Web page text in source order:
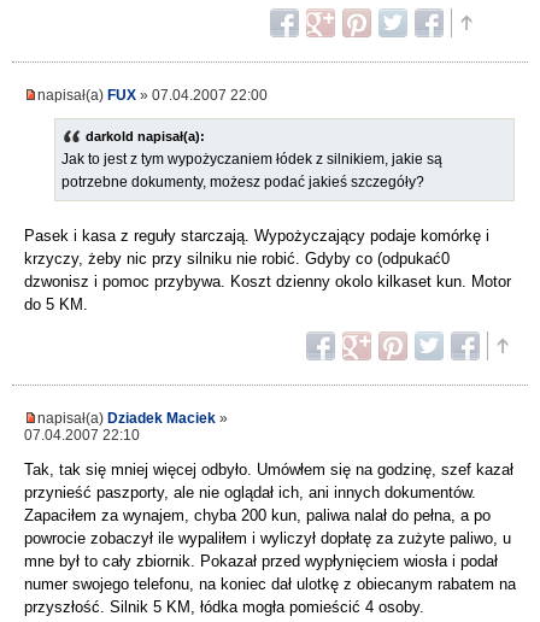
napisał(a) FUX » 07.04.2007 22:00
darkold napisał(a):
Jak to jest z tym wypożyczaniem łódek z silnikiem, jakie są
potrzebne dokumenty, możesz podać jakieś szczegóły?
Pasek i kasa z reguły starczają. Wypożyczający podaje komórkę i
krzyczy, żeby nic przy silniku nie robić. Gdyby co (odpukać0
dzwonisz i pomoc przybywa. Koszt dzienny okolo kilkaset kun. Motor
do 5 KM.
napisał(a) Dziadek Maciek »
07.04.2007 22:10
Tak, tak się mniej więcej odbyło. Umówłem się na godzinę, szef kazał
przynieść paszporty, ale nie oglądał ich, ani innych dokumentów.
Zapaciłem za wynajem, chyba 200 kun, paliwa nalał do pełna, a po
powrocie zobaczył ile wypaliłem i wyliczył dopłatę za zużyte paliwo, u
mne był to cały zbiornik. Pokazał przed wypłynięciem wiosła i podał
numer swojego telefonu, na koniec dał ulotkę z obiecanym rabatem na
przyszłość. Silnik 5 KM, łódka mogła pomieścić 4 osoby.